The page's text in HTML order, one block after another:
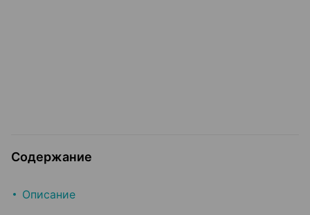
Содержание
Описание